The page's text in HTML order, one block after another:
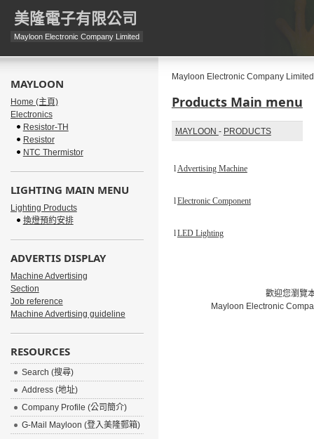
美隆電子有限公司
Mayloon Electronic Company Limited
Mayloon Electronic Company Limited
Products Main menu
MAYLOON - PRODUCTS
lAdvertising Machine
lElectronic Component
lLED Lighting
歡迎您瀏覽
Mayloon Electronic
MAYLOON
Home (主頁)
Electronics
Resistor-TH
Resistor
NTC Thermistor
LIGHTING MAIN MENU
Lighting Products
換燈預約安排
ADVERTIS DISPLAY
Machine Advertising
Section
Job reference
Machine Advertising guideline
RESOURCES
Search (搜尋)
Address (地址)
Company Profile (公司簡介)
G-Mail Mayloon (登入美隆郵箱)